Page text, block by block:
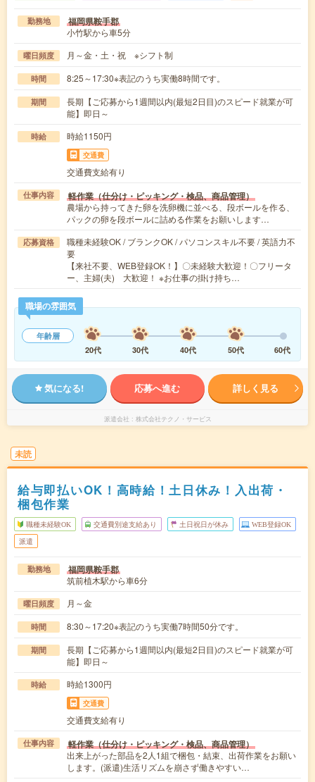
勤務地 福岡県鞍手郡
小竹駅から車5分
曜日頻度 月～金・土・祝 ※シフト制
時間 8:25～17:30※表記のうち実働8時間です。
期間
長期【ご応募から1週間以内(最短2日目)のスピード就業が可
能】即日～
時給 時給1150円
交通費
交通費支給有り
仕事内容 軽作業（仕分け・ピッキング・検品、商品管理）
農場から持ってきた卵を洗卵機に並べる、段ボールを作る、
パックの卵を段ボールに詰める作業をお願いします…
応募資格
職種未経験OK / ブランクOK / パソコンスキル不要 / 英語力不
要
【来社不要、WEB登録OK！】〇未経験大歓迎！〇フリータ
ー、主婦(夫) 大歓迎！ ※お仕事の掛け持ち…
職場の雰囲気
年齢層
20代
30代 40代 50代 60代
気になる! 応募へ進む 詳しく見る
派遣会社 株式会社テクノ・サービス
未読
給与即払いOK！高時給！土日休み！入出荷・
梱包作業
職種未経験OK 交通費別途支給あり 土日祝日が休み WEB登録OK
派遣
勤務地 福岡県鞍手郡
筑前植木駅から車6分
曜日頻度 月～金
時間 8:30～17:20※表記のうち実働7時間50分です。
期間
長期【ご応募から1週間以内(最短2日目)のスピード就業が可
能】即日～
時給 時給1300円
交通費
交通費支給有り
仕事内容 軽作業（仕分け・ピッキング・検品、商品管理）
出来上がった部品を2人1組で梱包・結束、出荷作業をお願い
します。(派遣)生活リズムを崩さず働きやすい…